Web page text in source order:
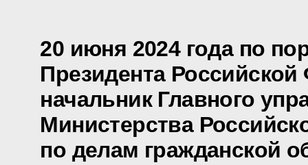
20 июня 2024 года по
Президента
начальник Главного
Министерства
по делам гражданской